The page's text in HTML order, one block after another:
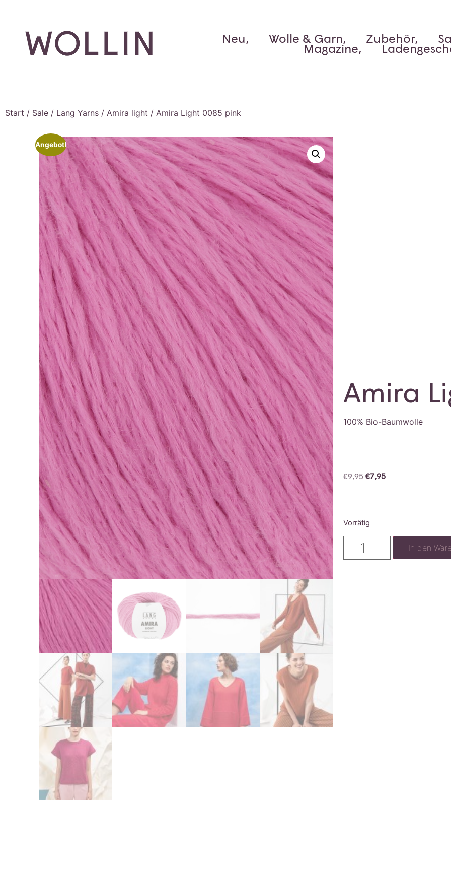
Neu, Wolle & Garn, Zubehör,
Magazine,
Start / Sale / Lang Yarns / Amira light / Amira Light 0085 pink
Angebot!
Amira
100% Bio-Baumwolle
€9,95 €7,95
Vorrätig
In den